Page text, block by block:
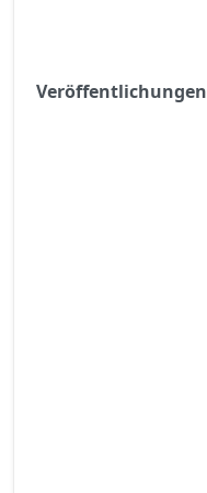
Veröffentlichungen